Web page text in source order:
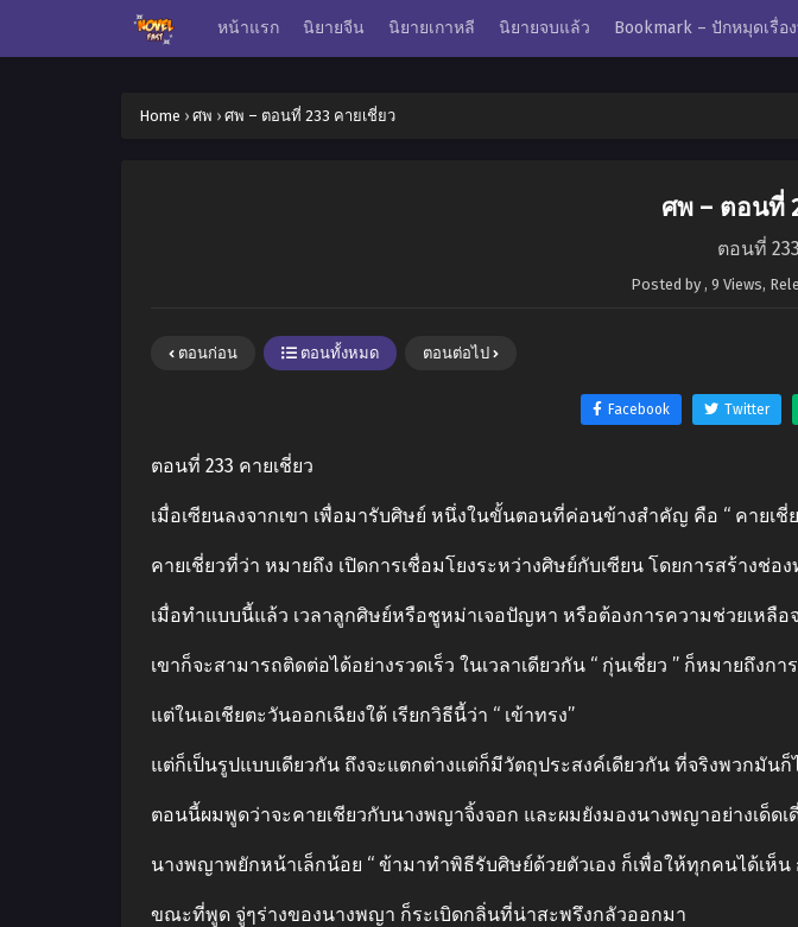
หน้าแรก นิยายจีน นิยายเกาหลี นิยายจบแล้ว Bookmark – ปักหมุดเรื่อ
Home › ศพ › ศพ – ตอนที่ 233 คายเชี่ยว
ศพ – ตอนที่
ตอนที่
Posted by , 9 Views,
ตอนก่อน ตอนทั้งหมด ตอนต่อไป
Facebook Twitter
ตอนที่ 233 คายเชี่ยว
เมื่อเซียนลงจากเขา เพื่อมารับศิษย์ หนึ่งในขั้นตอนที่ค่อนข้างสําคัญ คือ “ คายเชี่
คายเชี่ยวที่ว่า หมายถึง เปิดการเชื่อมโยงระหว่างศิษย์กับเซียน โดยการสร้างช่
เมื่อทําแบบนี้แล้ว เวลาลูกศิษย์หรือชูหม่าเจอปัญหา หรือต้องการความช่วยเหลือ
เขาก็จะสามารถติดต่อได้อย่างรวดเร็ว ในเวลาเดียวกัน “ กุ่นเชี่ยว ” ก็หมายถึงก
แต่ในเอเชียตะวันออกเฉียงใต้ เรียกวิธีนี้ว่า “ เข้าทรง”
แต่ก็เป็นรูปแบบเดียวกัน ถึงจะแตกต่างแต่ก็มีวัตถุประสงค์เดียวกัน ที่จริงพวกมันก็
ตอนนี้ผมพูดว่าจะคายเชียวกับนางพญาจิ้งจอก และผมยังมองนางพญาอย่างเด็ดเ
นางพญาพยักหน้าเล็กน้อย “ ข้ามาทําพิธีรับศิษย์ด้วยตัวเอง ก็เพื่อให้ทุกคนได้เห็น
ขณะที่พูด จู่ๆร่างของนางพญา ก็ระเบิดกลิ่นที่น่าสะพรึงกลัวออกมา